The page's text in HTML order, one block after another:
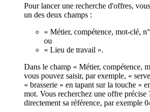
Pour lancer une recherche d'offres,
un des deux champs :
« Métier, compétence, mot-clé,
ou
« Lieu de travail ».
Dans le champ « Métier, compétence,
vous pouvez saisir, par exemple, «
« brasserie » en tapant sur la touche «
mot. Vous recherchez une offre précise
directement sa référence, par exemple